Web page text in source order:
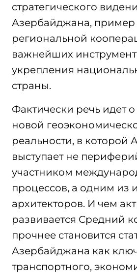
стратегического
Азербайджана,
региональной
важнейших
укрепления
страны.
Фактически речь идет
новой
реальности, в которой
выступает не
участником
процессов, а одним из
архитекторов. И чем
развивается Средний
прочнее становится
Азербайджана как
транспортного,